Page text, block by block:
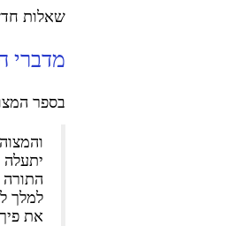
שאלות
מדברי
בספר
התורה
למלך
את